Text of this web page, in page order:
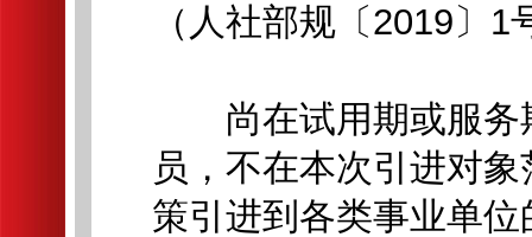
（人社部规〔2019〕
尚在试用期或服务
员，不在本次引进对
策引进到各类事业单